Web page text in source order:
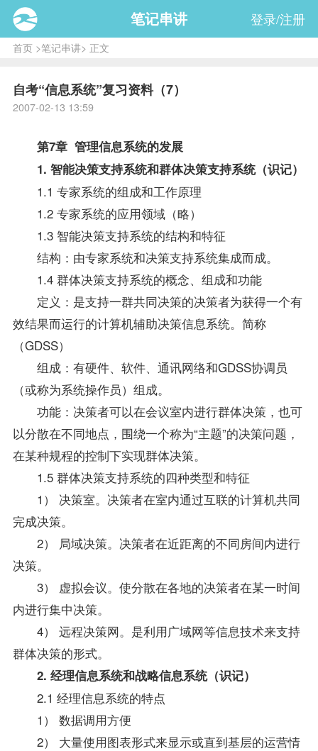
笔记串讲 登录/注册
首页>笔记串讲> 正文
自考“信息系统”复习资料（7）
2007-02-13 13:59
第7章 管理信息系统的发展
1. 智能决策支持系统和群体决策支持系统（识记）
1.1 专家系统的组成和工作原理
1.2 专家系统的应用领域（略）
1.3 智能决策支持系统的结构和特征
结构：由专家系统和决策支持系统集成而成。
1.4 群体决策支持系统的概念、组成和功能
定义：是支持一群共同决策的决策者为获得一个有
效结果而运行的计算机辅助决策信息系统。简称
（GDSS）
组成：有硬件、软件、通讯网络和GDSS协调员
（或称为系统操作员）组成。
功能：决策者可以在会议室内进行群体决策，也可
以分散在不同地点，围绕一个称为“主题”的决策问题，
在某种规程的控制下实现群体决策。
1.5 群体决策支持系统的四种类型和特征
1） 决策室。决策者在室内通过互联的计算机共同
完成决策。
2） 局域决策。决策者在近距离的不同房间内进行
决策。
3） 虚拟会议。使分散在各地的决策者在某一时间
内进行集中决策。
4） 远程决策网。是利用广域网等信息技术来支持
群体决策的形式。
2. 经理信息系统和战略信息系统（识记）
2.1 经理信息系统的特点
1） 数据调用方便
2） 大量使用图表形式来显示或直到基层的运营情